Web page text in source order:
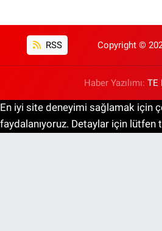
RSS Copyright ©
Haber Yazılımı: TE
En iyi site deneyimi sağlamak için
faydalanıyoruz. Detaylar için lütfen